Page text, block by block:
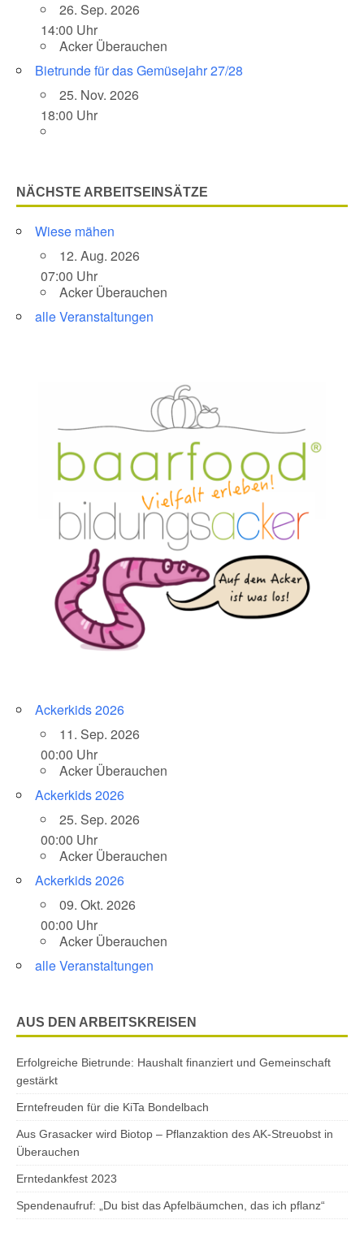
26. Sep. 2026
14:00 Uhr
Acker Überauchen
Bietrunde für das Gemüsejahr 27/28
25. Nov. 2026
18:00 Uhr
NÄCHSTE ARBEITSEINSÄTZE
Wiese mähen
12. Aug. 2026
07:00 Uhr
Acker Überauchen
alle Veranstaltungen
Ackerkids 2026
11. Sep. 2026
00:00 Uhr
Acker Überauchen
Ackerkids 2026
25. Sep. 2026
00:00 Uhr
Acker Überauchen
Ackerkids 2026
09. Okt. 2026
00:00 Uhr
Acker Überauchen
alle Veranstaltungen
AUS DEN ARBEITSKREISEN
Erfolgreiche Bietrunde: Haushalt finanziert und Gemeinschaft
gestärkt
Erntefreuden für die KiTa Bondelbach
Aus Grasacker wird Biotop – Pflanzaktion des AK-Streuobst in
Überauchen
Erntedankfest 2023
Spendenaufruf: „Du bist das Apfelbäumchen, das ich pflanz“